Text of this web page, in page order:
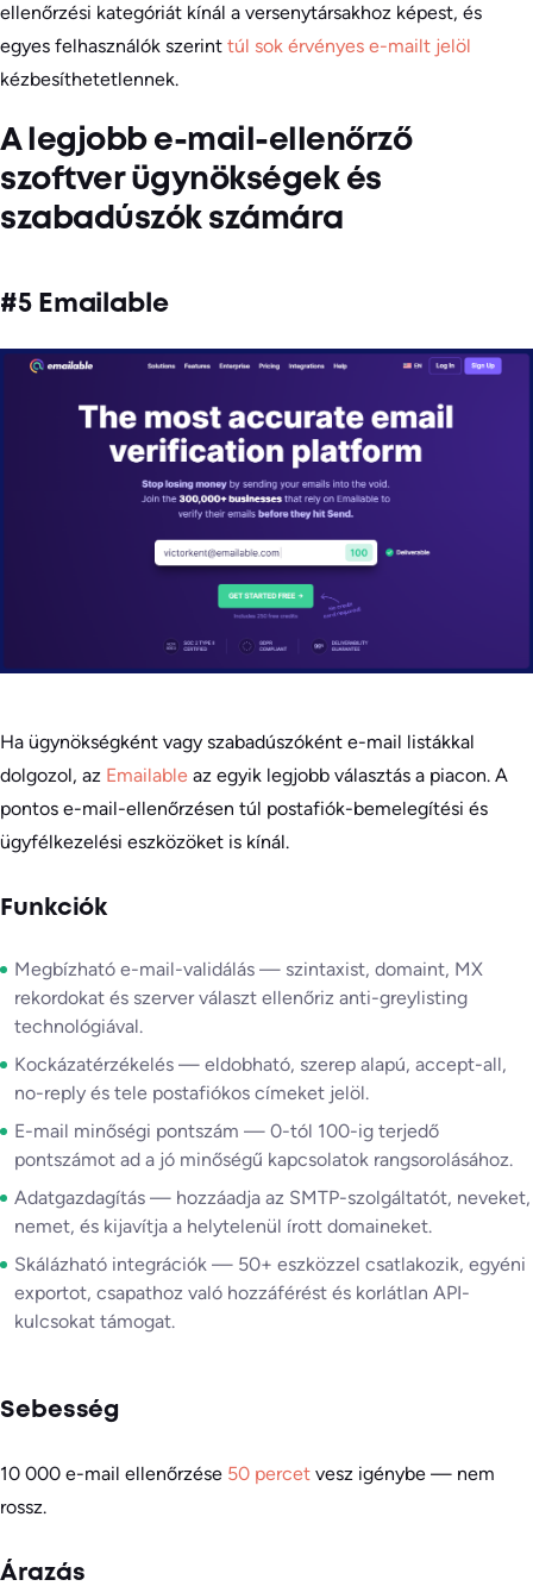
ellenőrzési kategóriát kínál a versenytársakhoz képest, és
egyes felhasználók szerint túl sok érvényes e-mailt jelöl
kézbesíthetetlennek.
A legjobb e-mail-ellenőrző
szoftver ügynökségek és
szabadúszók számára
#5 Emailable
Ha ügynökségként vagy szabadúszóként e-mail listákkal
dolgozol, az Emailable az egyik legjobb választás a piacon. A
pontos e-mail-ellenőrzésen túl postafiók-bemelegítési és
ügyfélkezelési eszközöket is kínál.
Funkciók
Megbízható e-mail-validálás — szintaxist, domaint, MX
rekordokat és szerver választ ellenőriz anti-greylisting
technológiával.
Kockázatérzékelés — eldobható, szerep alapú, accept-all,
no-reply és tele postafiókos címeket jelöl.
E-mail minőségi pontszám — 0-tól 100-ig terjedő
pontszámot ad a jó minőségű kapcsolatok rangsorolásához.
Adatgazdagítás — hozzáadja az SMTP-szolgáltatót, neveket,
nemet, és kijavítja a helytelenül írott domaineket.
Skálázható integrációk — 50+ eszközzel csatlakozik, egyéni
exportot, csapathoz való hozzáférést és korlátlan API-
kulcsokat támogat.
Sebesség
10 000 e-mail ellenőrzése 50 percet vesz igénybe — nem
rossz.
Árazás